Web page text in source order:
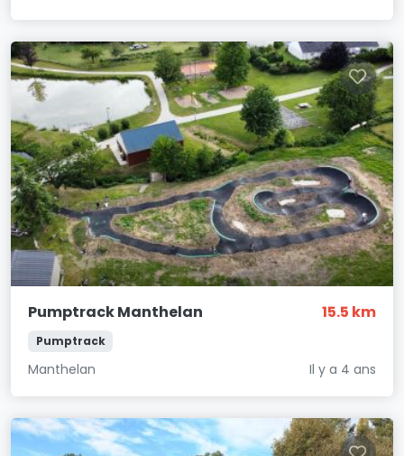
Pumptrack Manthelan 15.5 km
Pumptrack
Manthelan Il y a 4 ans